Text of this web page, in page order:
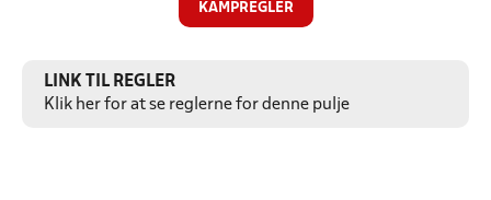
KAMPREGLER
LINK TIL REGLER
Klik her for at se reglerne for denne pulje